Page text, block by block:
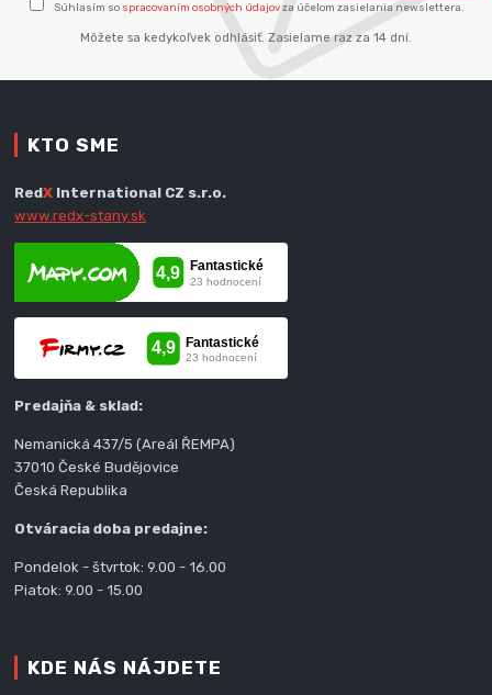
Súhlasím so spracovaním osobných údajovza účelom zasielania newslettera.
Môžete sa kedykoľvek odhlásiť. Zasielame raz za 14 dní.
KTO SME
RedX International CZ s.r.o.
www.redx-stany.sk
Predajňa & sklad:
Nemanická 437/5 (Areál ŘEMPA)
37010 České Budějovice
Česká Republika
Otváracia doba predajne:
Pondelok - štvrtok: 9.00 - 16.00
Piatok: 9.00 - 15.00
KDE NÁS NÁJDETE